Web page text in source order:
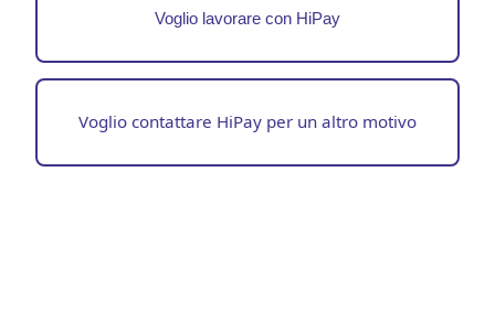
Voglio lavorare con HiPay
Voglio contattare HiPay per un altro motivo